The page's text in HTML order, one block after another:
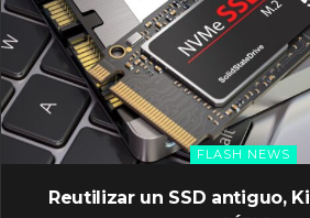
FLASH NEWS
Reutilizar un SSD antiguo,